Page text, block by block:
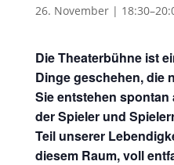
26. November | 18:30–
Die Theaterbühne ist
Dinge geschehen, die
Sie entstehen
der Spieler und
Teil unserer
diesem Raum, voll